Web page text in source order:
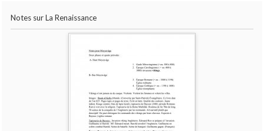
Notes sur La Renaissance